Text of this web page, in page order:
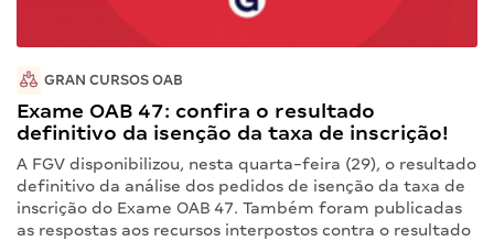
GRAN CURSOS OAB
Exame OAB 47: confira o resultado
definitivo da isenção da taxa de inscrição!
A FGV disponibilizou, nesta quarta-feira (29), o resultado
definitivo da análise dos pedidos de isenção da taxa de
inscrição do Exame OAB 47. Também foram publicadas
as respostas aos recursos interpostos contra o resultado